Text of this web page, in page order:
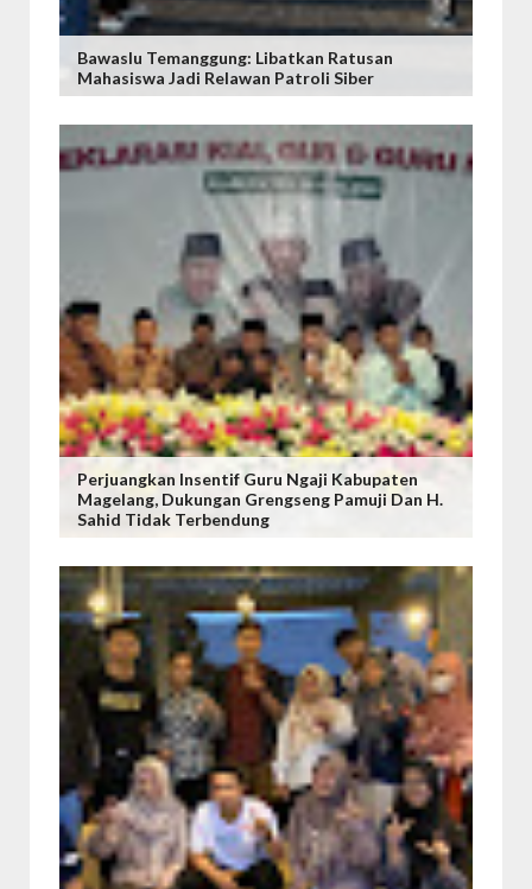
Bawaslu Temanggung: Libatkan Ratusan
Mahasiswa Jadi Relawan Patroli Siber
Perjuangkan Insentif Guru Ngaji Kabupaten
Magelang, Dukungan Grengseng Pamuji Dan H.
Sahid Tidak Terbendung